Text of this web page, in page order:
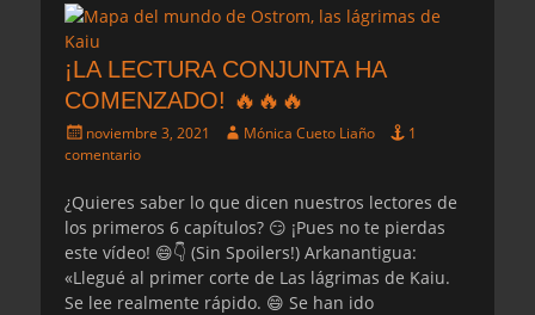
¡LA LECTURA CONJUNTA HA
COMENZADO! 🔥🔥🔥
Publicado
el
noviembre 3, 2021 AutorMónica Cueto Liaño
1
comentario
¿Quieres saber lo que dicen nuestros lectores de
los primeros 6 capítulos? 😏 ¡Pues no te pierdas
este vídeo! 😄👇 (Sin Spoilers!) Arkanantigua:
«Llegué al primer corte de Las lágrimas de Kaiu.
Se lee realmente rápido. 😄 Se han ido